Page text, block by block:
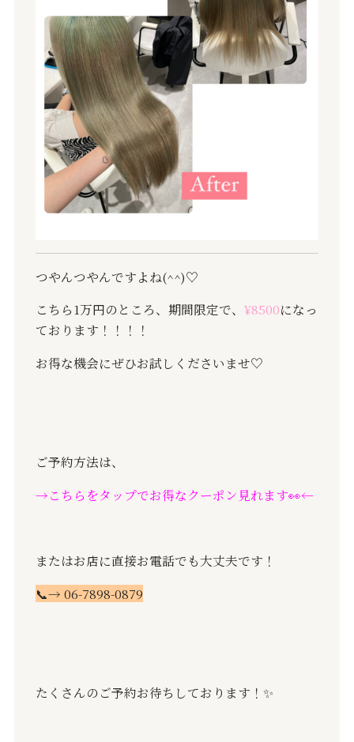
つやんつやんですよね(^^)♡
こちら1万円のところ、期間限定で、 ¥8500になっ
ております！！！！
お得な機会にぜひお試しくださいませ♡
ご予約方法は、
→こちらをタップでお得なクーポン見れます👀←
またはお店に直接お電話でも大丈夫です！
📞→ 06-7898-0879
たくさんのご予約お待ちしております！✨